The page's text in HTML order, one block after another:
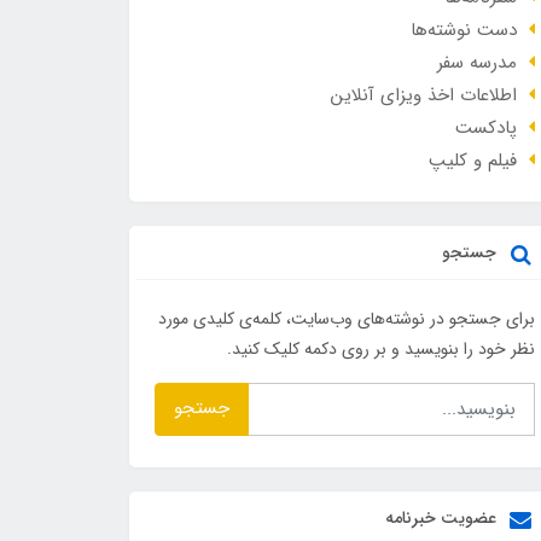
دست نوشته‌ها
مدرسه سفر
اطلاعات اخذ ویزای آنلاین
پادکست
فیلم و کلیپ
جستجو
برای جستجو در نوشته‌های وب‌سایت، کلمه‌ی کلیدی مورد
نظر خود را بنویسید و بر روی دکمه کلیک کنید.
جستجو
عضویت خبرنامه